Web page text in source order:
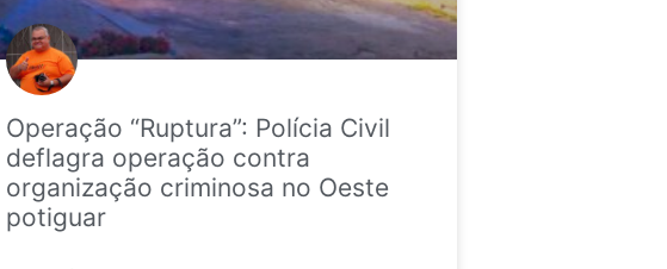
Operação “Ruptura”: Polícia Civil
deflagra operação contra
organização criminosa no Oeste
potiguar